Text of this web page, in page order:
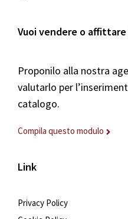
Vuoi vendere o
Proponilo alla nostra
valutarlo per
catalogo.
Compila questo modulo
Link
Privacy Policy